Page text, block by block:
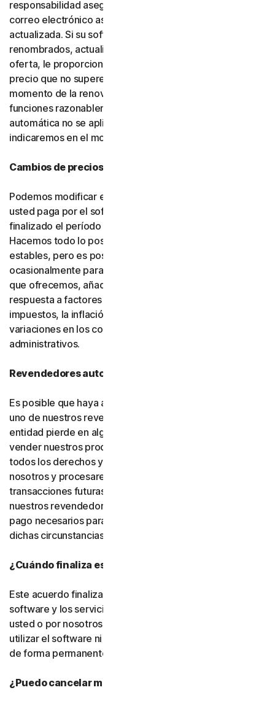
responsabilidad asegurarse de que la dirección de
correo electrónico asociada a su cuenta esté
actualizada. Si su software o servicios han sido
renombrados, actualizados o sustituidos por una nueva
oferta, le proporcionaremos dicha nueva oferta a un
precio que no supere su precio de renovación en el
momento de la renovación, siempre que cuente con
funciones razonablemente comparables. Si la renovación
automática no se aplica en su ubicación, se lo
indicaremos en el momento de la compra.
Cambios de precios
Podemos modificar en cualquier momento el precio que
usted paga por el software o los servicios una vez
finalizado el período introductorio (si corresponde).
Hacemos todo lo posible por mantener nuestros precios
estables, pero es posible que debamos modificarlos
ocasionalmente para incorporar mejoras a los servicios
que ofrecemos, añadir nuevas funciones o como
respuesta a factores del mercado, como cambios en los
impuestos, la inflación, las fluctuaciones de divisas o
variaciones en los costos de infraestructura o
administrativos.
Revendedores autorizados
Es posible que haya adquirido su producto a través de
uno de nuestros revendedores autorizados. Si dicha
entidad pierde en algún momento la autorización para
vender nuestros productos, su suscripción (incluidos
todos los derechos y obligaciones) se transferirá a
nosotros y procesaremos directamente las
transacciones futuras. Usted consiente y autoriza a
nuestros revendedores a proporcionarnos los datos de
pago necesarios para procesar las transacciones en
dichas circunstancias.
¿Cuándo finaliza este acuerdo?
Este acuerdo finalizará cuando su derecho a acceder al
software y los servicios expire o sea rescindido por
usted o por nosotros. Una vez finalizado, ya no podrá
utilizar el software ni los servicios y deberá eliminarlos
de forma permanente de sus dispositivos.
¿Puedo cancelar mi suscripción?